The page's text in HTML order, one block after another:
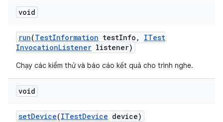
void
run(TestInformation testInfo ,
ITest
InvocationListener listener)
Chạy các kiểm thử và báo cáo kết quả cho trình nghe.
void
setDevice(ITestDevice device)